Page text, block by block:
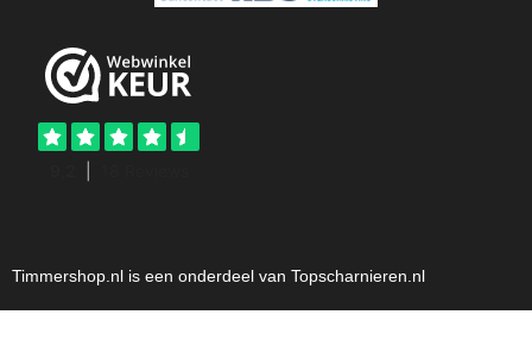
Timmershop.nl is een onderdeel van Topscharnieren.nl